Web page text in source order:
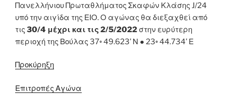
Πανελλήνιου Πρωταθλήματος Σκαφών Κλάσης J/24
υπό την αιγίδα της ΕΙΟ. Ο αγώνας θα διεξαχθεί από
τις 30/4 μέχρι και τις 2/5/2022 στην ευρύτερη
περιοχή της Βούλας 37◦ 49.623’ Ν ● 23◦ 44.734’ Ε
Προκύρηξη
Επιτροπές Αγώνα